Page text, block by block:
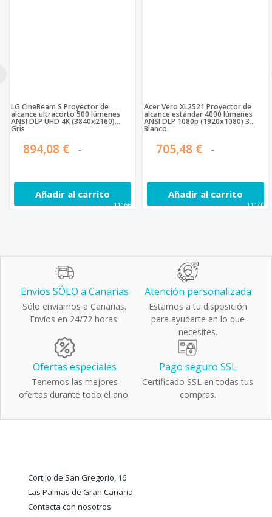
LG CineBeam S Proyector de
alcance ultracorto 500 lúmenes
ANSI DLP UHD 4K (3840x2160)
Gris
894,08 €
Añadir al carrito
111665
Acer Vero XL2521 Proyector de
alcance estándar 4000 lúmenes
ANSI DLP 1080p (1920x1080) 3D
Blanco
705,48 €
Añadir al carrito
111406
Envíos SÓLO a Canarias
Sólo enviamos a Canarias.
Envíos en 24/72 horas.
Atención personalizada
Estamos a tu disposición
para ayudarte en lo que
necesites.
Ofertas especiales
Tenemos las mejores
ofertas durante todo el año.
Pago seguro SSL
Certificado SSL en todas tus
compras.
Cortijo de San Gregorio, 16
Las Palmas de Gran Canaria.
Contacta con nosotros